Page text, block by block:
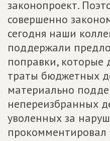
законопроект.
совершенно
сегодня наши
поддержали
поправки,
траты бюджетных
материально
непереизбранных
уволенных за
прокомментировал